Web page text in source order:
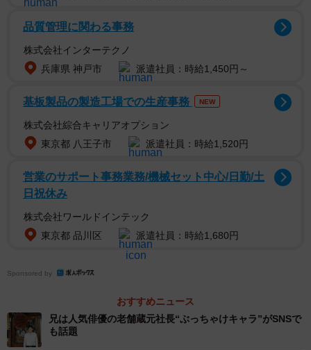
確か、駐車場で半地下になったようなところ、と聞いて
いた。たまらず、店にもう一度電話してエスコートしても
らい、ようやくたどり着くことができた。
天井に頭がつきそうな半地下の駐車場のダウンスロープ
を下りると、右手に「内山田」の看板。いやいや、こんな
ところにあるなんて、これは分かりづらい。鉄の扉を開け
品質管理に関わる事務
株式会社インターテクノ
兵庫県 神戸市
派遣社員：時給1,450円～
基板製品の製造工場での生産事務 NEW
株式会社綜合キャリアオプション
東京都 八王子市
派遣社員：時給1,520円
営業のサポート事務業務/機械セット中心/日勤/土
日祝休み
株式会社ワールドインテック
東京都 品川区
派遣社員：時給1,680円
Sponsored by
おすすめニュース
兄は人気俳優の老舗蔵元社長“ぶっちゃけキャラ”がSNSで
も話題